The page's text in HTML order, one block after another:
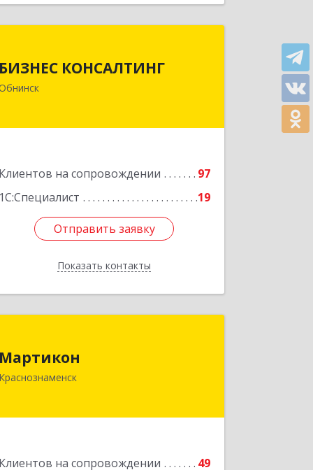
БИЗНЕС КОНСАЛТИНГ
Клиентов на сопровождении
97
1С:Специалист
19
Отправить заявку
Показать контакты
Курчатова ул, дом № 27/2, пом.281
Подробнее
Отправить заявку
Назад
Мартикон
Краснознаменск
Клиентов на сопровождении 49
Краснознаменск г, Краснознаменная